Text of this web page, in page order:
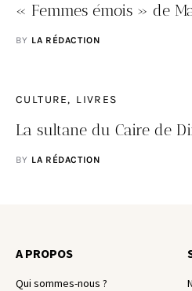
« Femmes émois » de
BY LA RÉDACTION
CULTURE LIVRES
La sultane du Caire de
BY LA RÉDACTION
A PROPOS
Qui sommes-nous ?